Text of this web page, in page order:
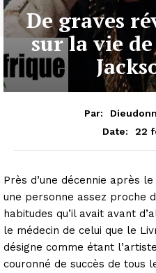
De graves
sur la vie
Par:
Date:
22
Près d’une décennie après
une personne assez proche
habitudes qu’il avait avant
le médecin de celui que le
désigne comme étant
couronné de succès de tous